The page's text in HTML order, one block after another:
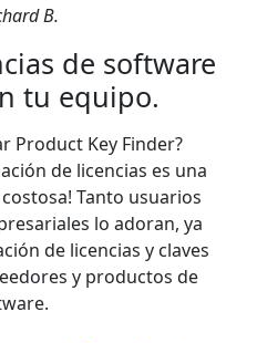
B.
de software
tu equipo.
Product Key Finder?
de licencias es una
Tanto usuarios
lo adoran, ya
de licencias y claves
y productos de